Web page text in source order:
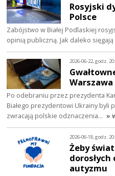
Rosyjski
Polsce
Zabójstwo w Białej Podlaskiej
opinią publiczną. Jak daleko sięgają
2026-06-22, godz.
Po odebraniu przez prezydenta
Białego prezydentowi Ukrainy byli
zwracają polskie odznaczenia… »
2026-06-18, godz.
Żeby
autyzmu